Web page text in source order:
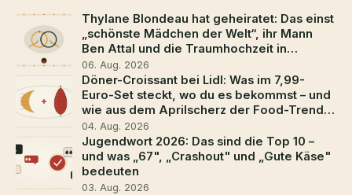
Thylane Blondeau hat geheiratet: Das einst
„schönste Mädchen der Welt“, ihr Mann
Ben Attal und die Traumhochzeit in
Südfrankreich
06. Aug. 2026
Döner-Croissant bei Lidl: Was im 7,99-
Euro-Set steckt, wo du es bekommst – und
wie aus dem Aprilscherz der Food-Trend
2026 wurde
04. Aug. 2026
Jugendwort 2026: Das sind die Top 10 –
und was „67", „Crashout" und „Gute Käse"
bedeuten
03. Aug. 2026